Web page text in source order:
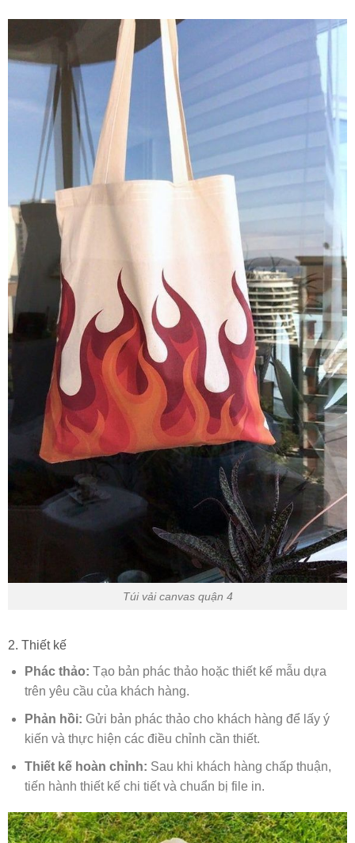
Túi vải canvas quận 4
2. Thiết kế
Phác thảo: Tạo bản phác thảo hoặc thiết kế mẫu dựa
trên yêu cầu của khách hàng.
Phản hồi: Gửi bản phác thảo cho khách hàng để lấy ý
kiến và thực hiện các điều chỉnh cần thiết.
Thiết kế hoàn chỉnh: Sau khi khách hàng chấp thuận,
tiến hành thiết kế chi tiết và chuẩn bị file in.